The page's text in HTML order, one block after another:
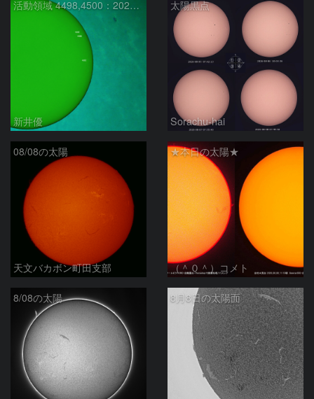
活動領域 4498,4500：2026/08/08
新井優
太陽黒点
Sorachu-hai
08/08の太陽
天文バカボン町田支部
★本日の太陽★
（＾０＾）コメト
8/08の太陽 8月8日の太陽面